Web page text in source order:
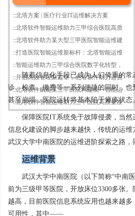
::北塔方案 | 医疗行业IT运维解决方案
::北塔软件智能运维助力三甲综合医院高质
::北塔软件助力某大型三甲医院智能运维建
::打造医院智能运维新标杆：北塔智能运维
::智能运维助力三甲综合医院数字化转型，
::开启高效管理新篇章，北塔软件助力运营
::北塔软件赋能某三甲医院构建统一智能运
::北塔软件智能运维助力三甲医院高质量发
随着信息化手段已成为人们倚重的
诊、检查、缴费等一系列便捷的同时，也
甚至崩塌，医院运转将基本陷于瘫痪状态
保障医院IT系统免于故障侵袭，当然
信息化建设的脚步越来越快，传统的运维
武汉大学中南医院的运维进阶探索之路，
运维背景
武汉大学中南医院（以下简称“中南
前为三级甲等医院，开放床位3300多张
越高，目前医院信息系统应用也越来越
可用性，其中——